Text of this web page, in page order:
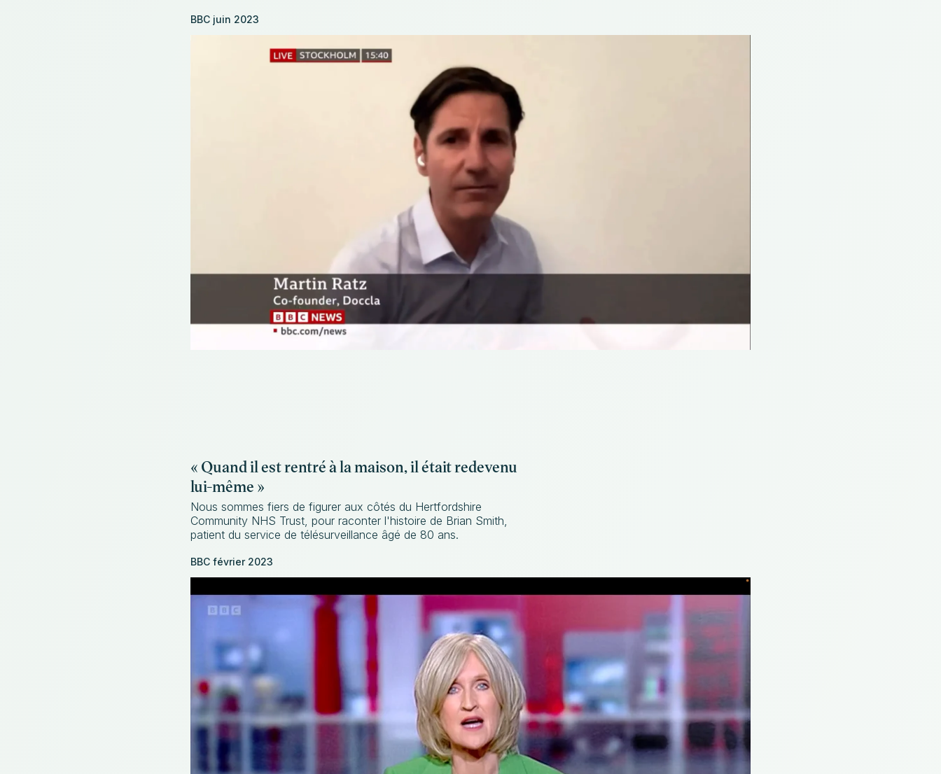
BBC juin 2023
« Quand il est rentré à la maison, il était redevenu
lui-même »
Nous sommes fiers de figurer aux côtés du Hertfordshire
Community NHS Trust, pour raconter l'histoire de Brian Smith,
patient du service de télésurveillance âgé de 80 ans.
BBC février 2023